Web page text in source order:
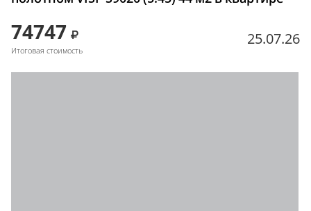
74747
Итоговая стоимость
25.07.26